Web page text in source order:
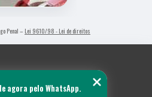
Penal – Lei 9610/98 - Lei de direitos
agora pelo WhatsApp.